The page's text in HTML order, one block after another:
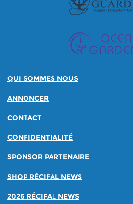
QUI SOMMES NOUS
ANNONCER
CONTACT
CONFIDENTIALITÉ
SPONSOR PARTENAIRE
SHOP RÉCIFAL NEWS
2026 RÉCIFAL NEWS